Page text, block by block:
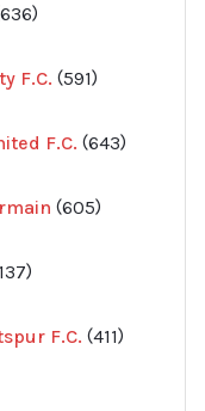
636
produkter
F.C. 591
produkter
F.C. 643
605
produkter
produkter
F.C. 411
produkter